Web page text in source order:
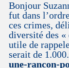
Bonjour
fut dans
ces crimes,
diversité des
utile de
serait de
une-rancon-